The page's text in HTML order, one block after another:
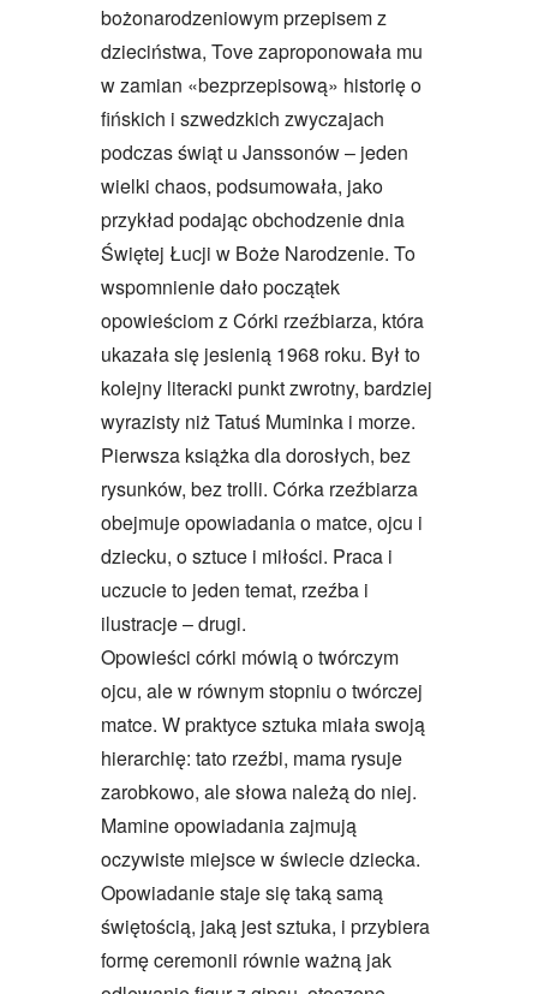
bożonarodzeniowym przepisem z
dzieciństwa, Tove zaproponowała mu
w zamian «bezprzepisową» historię o
fińskich i szwedzkich zwyczajach
podczas świąt u Janssonów – jeden
wielki chaos, podsumowała, jako
przykład podając obchodzenie dnia
Świętej Łucji w Boże Narodzenie. To
wspomnienie dało początek
opowieściom z Córki rzeźbiarza, która
ukazała się jesienią 1968 roku. Był to
kolejny literacki punkt zwrotny, bardziej
wyrazisty niż Tatuś Muminka i morze.
Pierwsza książka dla dorosłych, bez
rysunków, bez trolli. Córka rzeźbiarza
obejmuje opowiadania o matce, ojcu i
dziecku, o sztuce i miłości. Praca i
uczucie to jeden temat, rzeźba i
ilustracje – drugi.
Opowieści córki mówią o twórczym
ojcu, ale w równym stopniu o twórczej
matce. W praktyce sztuka miała swoją
hierarchię: tato rzeźbi, mama rysuje
zarobkowo, ale słowa należą do niej.
Mamine opowiadania zajmują
oczywiste miejsce w świecie dziecka.
Opowiadanie staje się taką samą
świętością, jaką jest sztuka, i przybiera
formę ceremonii równie ważną jak